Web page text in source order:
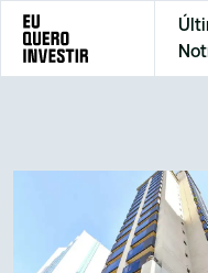
Home Cotações